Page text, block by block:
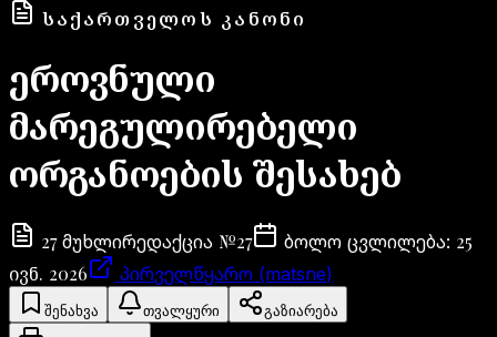
ᲡᲐᲥᲐᲠᲗᲕᲔᲚᲝᲡ ᲙᲐᲜᲝᲜᲘ
ეროვნული
მარეგულირებელი
ორგანოების შესახებ
27 მუხლირედაქცია №27 ბოლო ცვლილება: 25
ივნ. 2026
პირველწყარო (matsne)
შენახვა თვალყური გაზიარება